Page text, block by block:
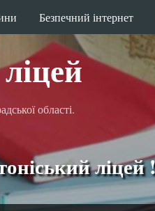
області.
ліцей !
Безпечний інтернет